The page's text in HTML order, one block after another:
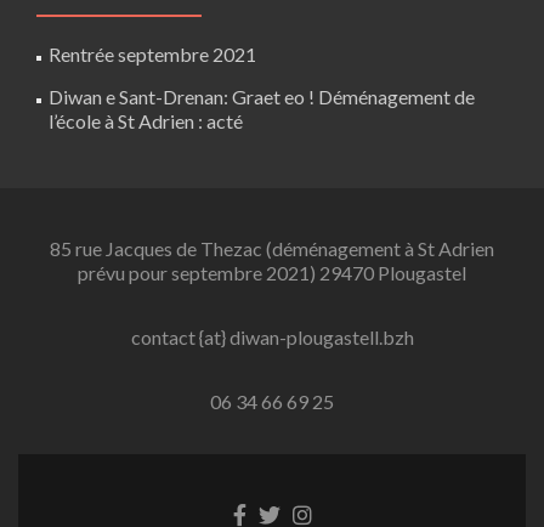
Rentrée septembre 2021
Diwan e Sant-Drenan: Graet eo ! Déménagement de
l’école à St Adrien : acté
85 rue Jacques de Thezac (déménagement à St Adrien
prévu pour septembre 2021) 29470 Plougastel
contact {at} diwan-plougastell.bzh
06 34 66 69 25
LienLienLien